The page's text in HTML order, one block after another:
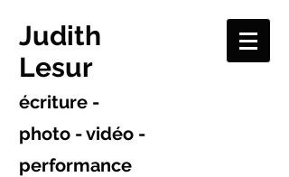
Judith
Lesur
écriture -
photo - vidéo -
performance